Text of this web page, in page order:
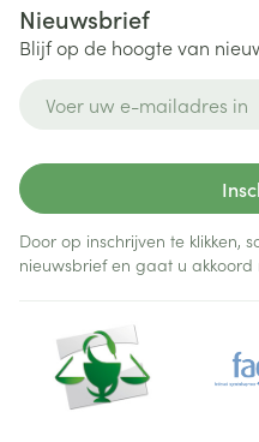
Nieuwsbrief
Blijf op de hoogte van
Door op inschrijven te klikken,
nieuwsbrief en gaat u akkoord